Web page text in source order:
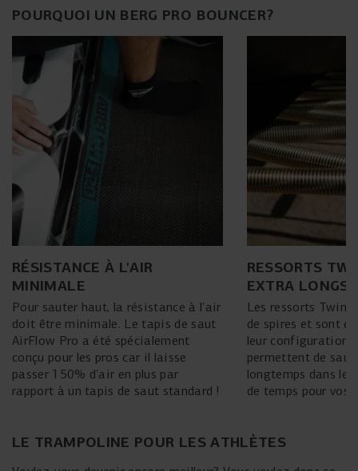
POURQUOI UN BERG PRO BOUNCER?
RÉSISTANCE À L'AIR
MINIMALE
Pour sauter haut, la résistance à l'air
doit être minimale. Le tapis de saut
AirFlow Pro a été spécialement
conçu pour les pros car il laisse
passer 150% d'air en plus par
rapport à un tapis de saut standard !
RESSORTS
EXTRA LONGS
Les ressorts
de spires et sont
leur configuration
permettent de
longtemps dans
de temps pour vos
LE TRAMPOLINE POUR LES ATHLÈTES